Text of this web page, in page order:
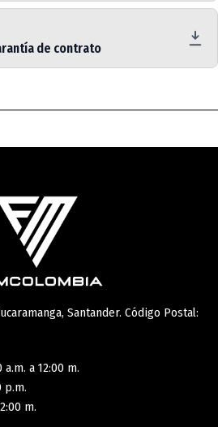
de contrato
Santander. Código Postal:
a 12:00 m.
p.m.
m.